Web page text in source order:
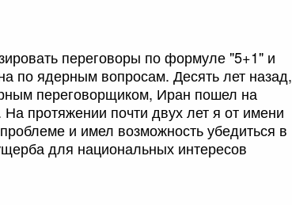
переговоры по формуле "5+1" и
по ядерным вопросам. Десять лет назад,
переговорщиком, Иран пошел на
протяжении почти двух лет я от имени
и имел возможность убедиться в
для национальных интересов